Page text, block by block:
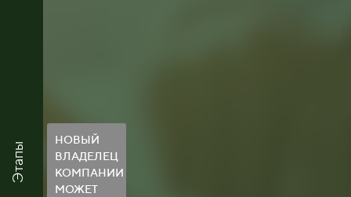
Этапы
НОВЫЙ
ВЛАДЕЛЕЦ
КОМПАНИИ
МОЖЕТ